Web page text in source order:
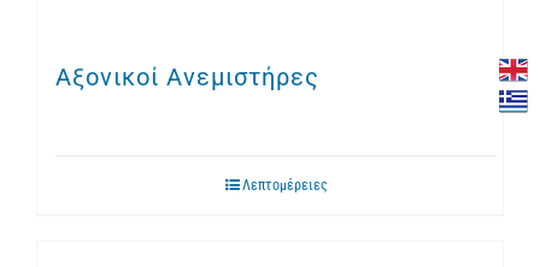
Αξονικοί Ανεμιστήρες
Λεπτομέρειες